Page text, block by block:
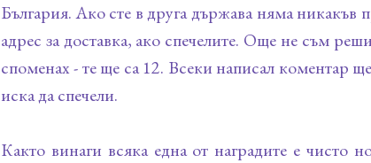
България. Ако сте в друга държава няма никакъв
адрес за доставка, ако спечелите. Още не съм
споменах - те ще са 12. Всеки написал коментар
иска да спечели.
Както винаги всяка една от наградите е чисто